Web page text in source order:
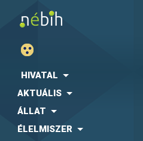
HIVATAL
AKTUÁLIS
ÁLLAT
ÉLELMISZER